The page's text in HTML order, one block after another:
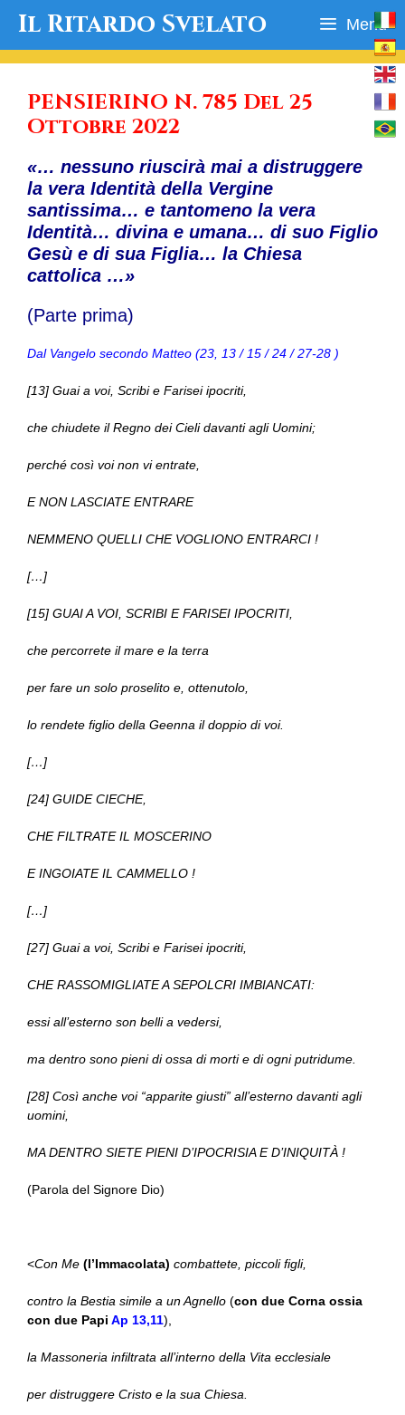
Il Ritardo Svelato Menu
PENSIERINO N. 785 Del 25
Ottobre 2022
«… nessuno riuscirà mai a distruggere
la vera Identità della Vergine
santissima… e tantomeno la vera
Identità… divina e umana… di suo Figlio
Gesù e di sua Figlia… la Chiesa
cattolica …»
(Parte prima)
Dal Vangelo secondo Matteo (23, 13 / 15 / 24 / 27-28 )
[13] Guai a voi, Scribi e Farisei ipocriti,
che chiudete il Regno dei Cieli davanti agli Uomini;
perché così voi non vi entrate,
E NON LASCIATE ENTRARE
NEMMENO QUELLI CHE VOGLIONO ENTRARCI !
[…]
[15] GUAI A VOI, SCRIBI E FARISEI IPOCRITI,
che percorrete il mare e la terra
per fare un solo proselito e, ottenutolo,
lo rendete figlio della Geenna il doppio di voi.
[…]
[24] GUIDE CIECHE,
CHE FILTRATE IL MOSCERINO
E INGOIATE IL CAMMELLO !
[…]
[27] Guai a voi, Scribi e Farisei ipocriti,
CHE RASSOMIGLIATE A SEPOLCRI IMBIANCATI:
essi all’esterno son belli a vedersi,
ma dentro sono pieni di ossa di morti e di ogni putridume.
[28] Così anche voi “apparite giusti” all’esterno davanti agli
uomini,
MA DENTRO SIETE PIENI D’IPOCRISIA E D’INIQUITÀ !
(Parola del Signore Dio)
<Con Me (l’Immacolata) combattete, piccoli figli,
contro la Bestia simile a un Agnello (con due Corna ossia
con due Papi Ap 13,11),
la Massoneria infiltrata all’interno della Vita ecclesiale
per distruggere Cristo e la sua Chiesa.